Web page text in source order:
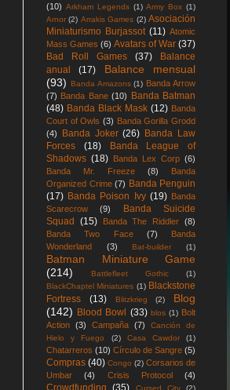
(10) Arkham Legends (1) Army Box (1)
Arnor (2) Arrakis Games (2) Asociación
Miniaturismo Burjassot (11) Atomic
Mass Games (6) Avatars of War (37)
Bad Roll Games
(37)
Balance
anual
(17)
Balance mensual
(93)
Banda Amazons (1) Banda Arrow
(7) Banda Bane (10)
Banda Batman
(48) Banda Black Mask (12) Banda
Court of Owls (3) Banda Gorilla Grodd
(4)
Banda Joker (26) Banda Law
Forces
(18)
Banda League of
Shadows (18) Banda Lex Corp (6)
Banda Mr. Freeze
(8)
Banda
Organized Crime (7) Banda Penguin
(17) Banda Poison Ivy (19) Banda
Scarecrow
(9)
Banda Suicide
Squad
(15) Banda The Riddler (8)
Banda Two Face
(7)
Banda
Wonderland
(3) Bat-builder (1)
Batman Miniature Game
(214)
Battlefleet Gothic
(1)
BlackChaptel Miniatures (1) Blackstone
Fortress
(13) Blitzkrieg (2)
Blog
(142) Blood Bowl (33) blos (1) Bolt
Action (3) Campaña (7)
Canción de
Hielo y Fuego
(2) Casa Cawdor (1)
Chatarreros (10) Círculo de Sangre (5)
Compras (40) Congo (2) Corsarios de
Umbar
(4) Crisis Protocol (4)
Crowdfunding (35) Cursed City (2)